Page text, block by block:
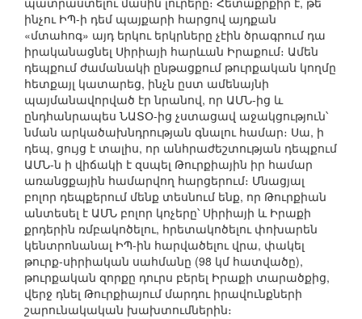
ինչու ԻՊ-ի դեմ պայքարի հարցով այդքան
«մտահոգ» այդ երկու երկրները չէին ծրագրում դա
իրականացնել Սիրիայի հարևան Իրաքում։ Ամեն
դեպքում ժամանակի ընթացքում թուրքական կողմը
հետքայլ կատարեց, ինչն ըստ ամենայնի
պայմանավորված էր նրանով, որ ԱՄՆ-ից և
ընդհանրապես ՆԱՏՕ-ից չստացավ աջակցություն՝
նման արկածախնդրության գնալու համար։ Սա, ի
դեպ, ցույց է տալիս, որ անհրաժեշտության դեպքում
ԱՄՆ-ն ի վիճակի է զսպել Թուրքիային իր համար
առանցքային համարվող հարցերում։ Մնացյալ
բոլոր դեպքերում մենք տեսնում ենք, որ Թուրքիան
անտեսել է ԱՄՆ բոլոր կոչերը՝ Սիրիայի և Իրաքի
քրդերին ռմբակոծելու, հրետակոծելու փոխարեն
կենտրոնանալ ԻՊ-ին հարվածելու վրա, փակել
թուրք-սիրիական սահմանը (98 կմ հատվածը),
թուրքական զորքը դուրս բերել Իրաքի տարածքից,
վերջ դնել Թուրքիայում մարդու իրավունքների
շարունակական խախտումներին։